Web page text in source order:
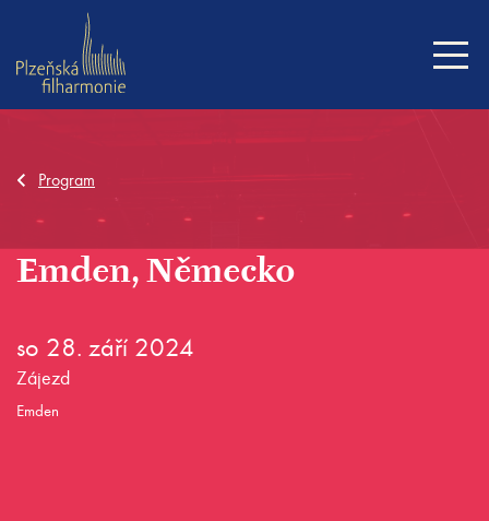
Program
Emden, Německo
so 28. září 2024
Zájezd
Emden